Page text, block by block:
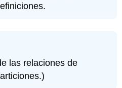
las relaciones de